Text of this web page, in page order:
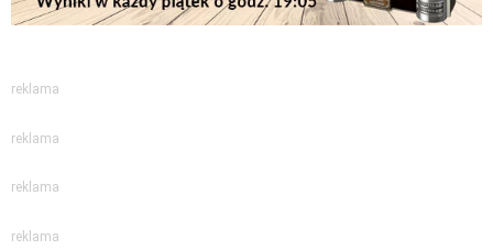
reklama
reklama
reklama
reklama